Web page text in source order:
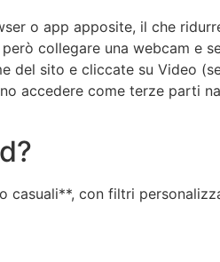
o app apposite, il che
collegare una webcam e
del sito e cliccate su Video
accedere come terze parti
casuali**, con filtri